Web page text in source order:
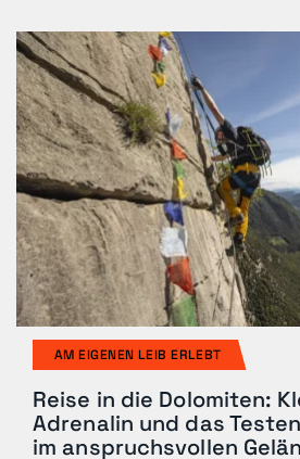
AM EIGENEN LEIB ERLEBT
Reise in die Dolomiten:
Adrenalin und das
im anspruchsvollen